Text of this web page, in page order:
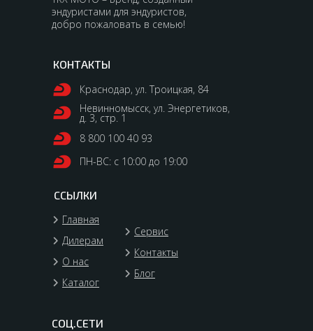
Краснодар, ул. Троицкая, 84
Невинномысск, ул. Энергетиков,
д. 3, стр. 1
8 800 100 40 93
ПН-ВС: с 10:00 до 19:00
КОНТАКТЫ
Главная
Дилерам
О нас
Блог
Контакты
Сервис
Каталог
ССЫЛКИ
СОЦ.СЕТИ
эндуристами для эндуристов,
добро пожаловать в семью!